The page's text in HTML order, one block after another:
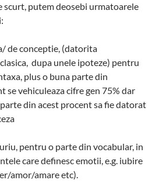
scurt, putem deosebi urmatoarele
de conceptie, (datorita
dupa unele ipoteze) pentru
plus o buna parte din
se vehiculeaza cifre gen 75% dar
din acest procent sa fie datorat
pentru o parte din vocabular, in
care definesc emotii, e.g. iubire
amor/amare etc).